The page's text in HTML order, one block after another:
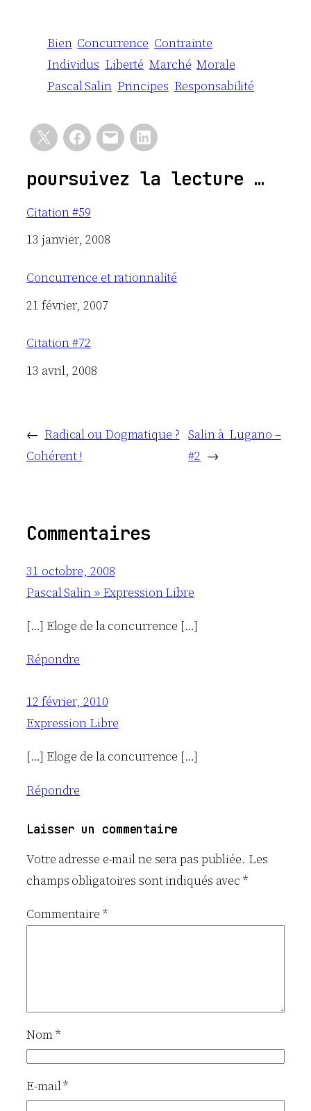
Bien Concurrence Contrainte
Individus Liberté Marché Morale
Pascal Salin Principes Responsabilité
poursuivez la lecture …
Citation #59
Date
13 janvier, 2008
Concurrence et rationnalité
Date
21 février, 2007
Citation #72
Date
13 avril, 2008
← Radical ou Dogmatique ?
Cohérent !
Salin à Lugano –
#2 →
Commentaires
31 octobre, 2008
Pascal Salin » Expression Libre
[…] Eloge de la concurrence […]
Répondre
12 février, 2010
Expression Libre
[…] Eloge de la concurrence […]
Répondre
Laisser un commentaire
Votre adresse e-mail ne sera pas publiée. Les
champs obligatoires sont indiqués avec*
Commentaire *
Nom*
E-mail*